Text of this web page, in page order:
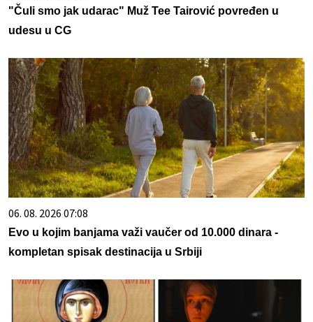
"Čuli smo jak udarac" Muž Tee Tairović povređen u
udesu u CG
06. 08. 2026 07:08
Evo u kojim banjama važi vaučer od 10.000 dinara -
kompletan spisak destinacija u Srbiji